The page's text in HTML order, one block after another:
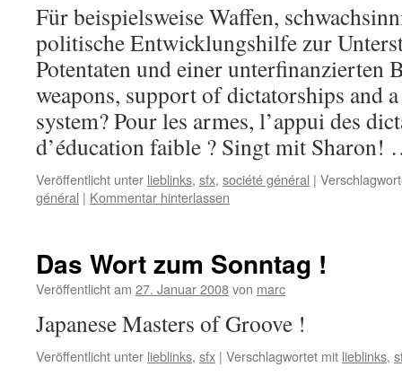
Für beispielsweise Waffen,
politische Entwicklungshilfe zur
Potentaten und einer unterfinanzierten
weapons, support of dictatorships and
system? Pour les armes, l’appui des
d’éducation faible ? Singt mit
Veröffentlicht unter lieblinks, sfx, société général |
général | Kommentar hinterlassen
Das Wort zum Sonntag !
Veröffentlicht am 27. Januar 2008von marc
Japanese Masters of Groove !
Veröffentlicht unter lieblinks, sfx | Verschlagwortet mit lieblinks,